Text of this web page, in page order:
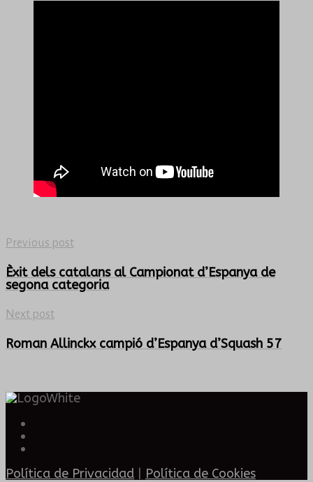
Previous post
Èxit dels catalans al Campionat d’Espanya de
segona categoria
Next post
Roman Allinckx campió d’Espanya d’Squash 57
Política de Privacidad Política de Cookies